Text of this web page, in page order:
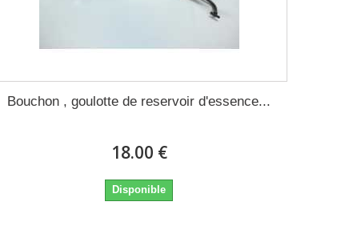
Bouchon , goulotte de reservoir d'essence...
18.00 €
Disponible